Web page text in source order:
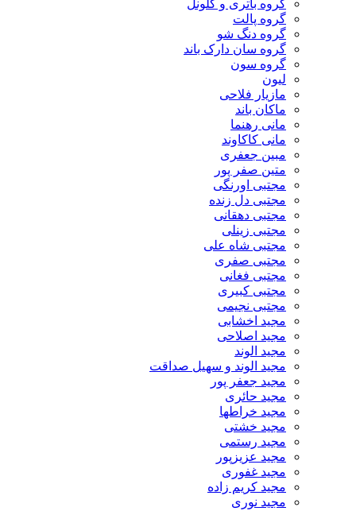
گروه باتری و کلونل
گروه پالت
گروه دنگ شو
گروه سان دارک باند
گروه سون
لیون
مازیار فلاحی
ماکان باند
مانی رهنما
مانی کاکاوند
مبین جعفری
متین صفر پور
مجتبی اورنگی
مجتبی دل زنده
مجتبی دهقانی
مجتبی زینلی
مجتبی شاه علی
مجتبی صفری
مجتبی فغانی
مجتبی کبیری
مجتبی نجیمی
مجید اخشابی
مجید اصلاحی
مجید الوند‎
مجید الوند و سهیل صداقت
مجید جعفر پور
مجید حائری
مجید خراطها
مجید خشتی
مجید رستمی
مجید عزیزپور
مجید غفوری
مجید کریم زاده
مجید نوری